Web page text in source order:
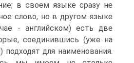
в своем языке сразу не
слово, но в другом языке
- английском) есть две
соединившись (уже на
подходят для наименования.